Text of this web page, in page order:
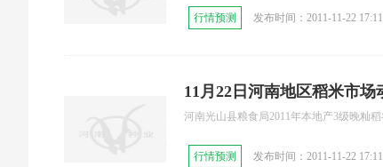
行情预测 发布时间：2011-11-22
11月22日河南地区稻米市场
河南光山县粮食局2011年本地产3级晚籼
行情预测 发布时间：2011-11-22